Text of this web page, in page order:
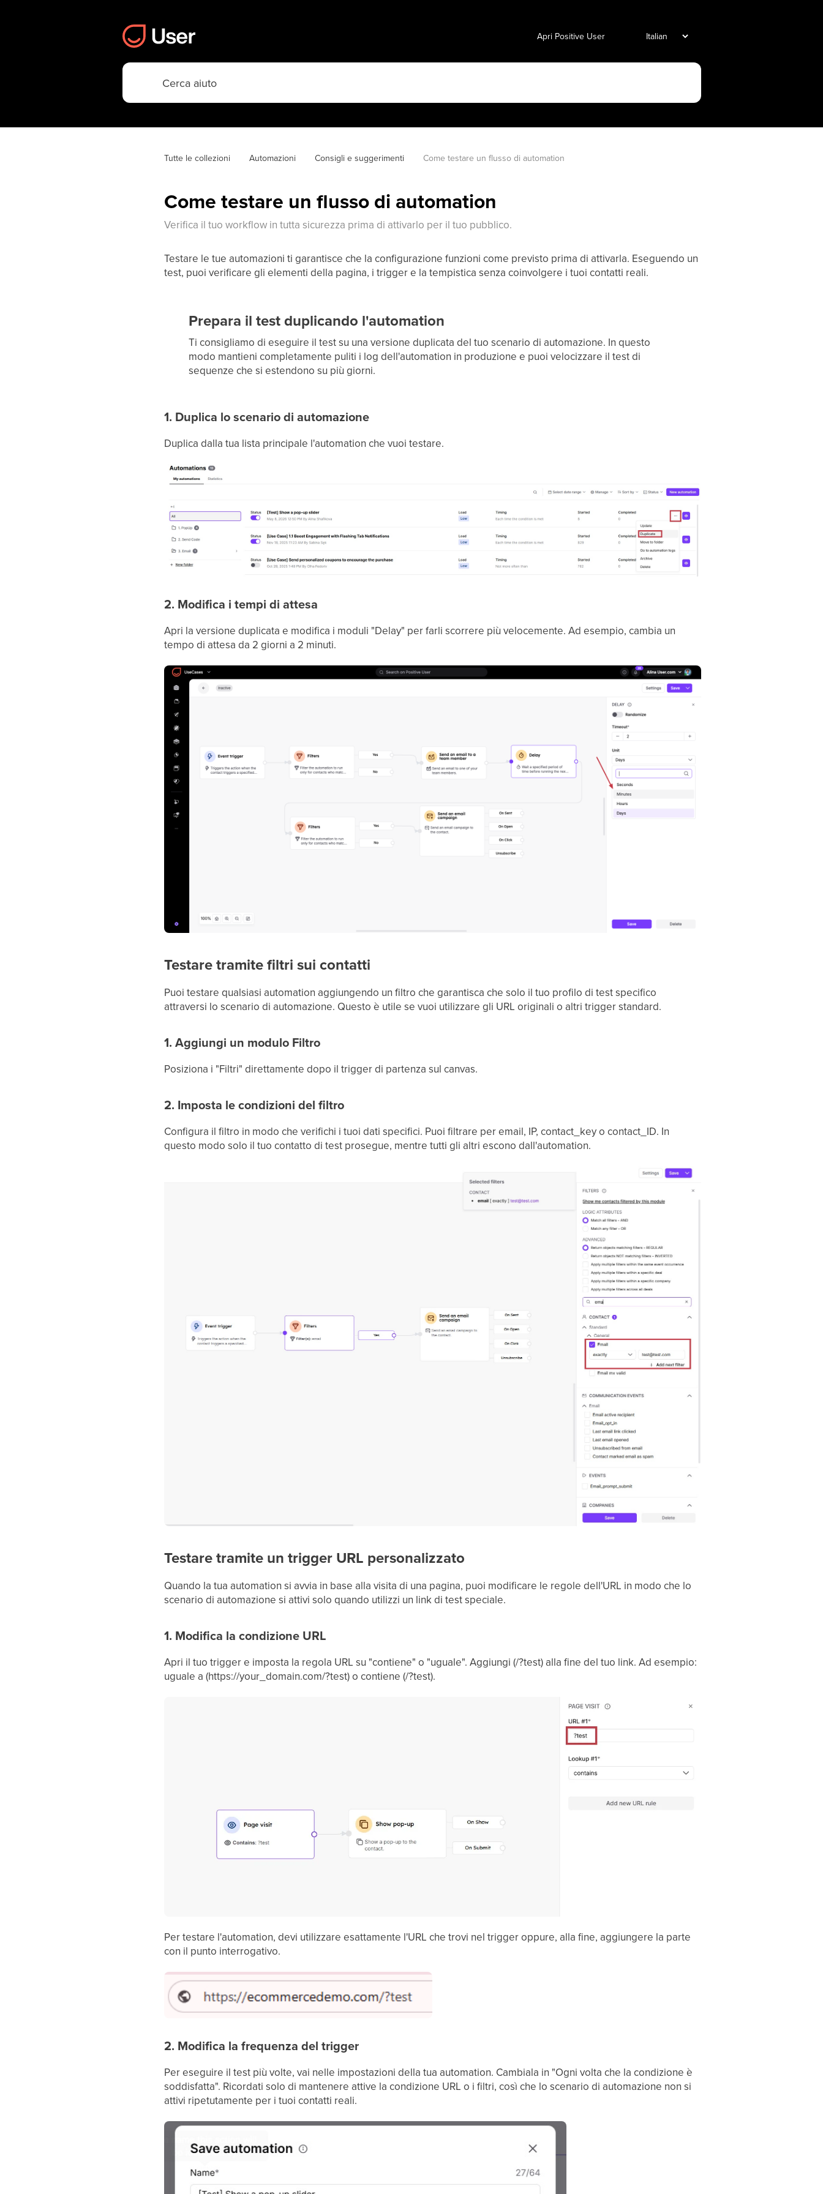
Apri Positive User
Tutte le collezioni Automazioni Consigli e suggerimenti Come testare un flusso di automation
Come testare un flusso di automation
Verifica il tuo workflow in tutta sicurezza prima di attivarlo per il tuo pubblico.
Testare le tue automazioni ti garantisce che la configurazione funzioni come previsto prima di attivarla. Eseguendo un
test, puoi verificare gli elementi della pagina, i trigger e la tempistica senza coinvolgere i tuoi contatti reali.
Prepara il test duplicando l'automation
Ti consigliamo di eseguire il test su una versione duplicata del tuo scenario di automazione. In questo
modo mantieni completamente puliti i log dell'automation in produzione e puoi velocizzare il test di
sequenze che si estendono su più giorni.
1. Duplica lo scenario di automazione
Duplica dalla tua lista principale l'automation che vuoi testare.
2. Modifica i tempi di attesa
Apri la versione duplicata e modifica i moduli "Delay" per farli scorrere più velocemente. Ad esempio, cambia un
tempo di attesa da 2 giorni a 2 minuti.
Testare tramite filtri sui contatti
Puoi testare qualsiasi automation aggiungendo un filtro che garantisca che solo il tuo profilo di test specifico
attraversi lo scenario di automazione. Questo è utile se vuoi utilizzare gli URL originali o altri trigger standard.
1. Aggiungi un modulo Filtro
Posiziona i "Filtri" direttamente dopo il trigger di partenza sul canvas.
2. Imposta le condizioni del filtro
Configura il filtro in modo che verifichi i tuoi dati specifici. Puoi filtrare per email, IP, contact_key o contact_ID. In
questo modo solo il tuo contatto di test prosegue, mentre tutti gli altri escono dall'automation.
Testare tramite un trigger URL personalizzato
Quando la tua automation si avvia in base alla visita di una pagina, puoi modificare le regole dell'URL in modo che lo
scenario di automazione si attivi solo quando utilizzi un link di test speciale.
1. Modifica la condizione URL
Apri il tuo trigger e imposta la regola URL su "contiene" o "uguale". Aggiungi (/?test) alla fine del tuo link. Ad esempio:
uguale a (https://your_domain.com/?test) o contiene (/?test).
Per testare l'automation, devi utilizzare esattamente l'URL che trovi nel trigger oppure, alla fine, aggiungere la parte
con il punto interrogativo.
2. Modifica la frequenza del trigger
Per eseguire il test più volte, vai nelle impostazioni della tua automation. Cambiala in "Ogni volta che la condizione è
soddisfatta". Ricordati solo di mantenere attive la condizione URL o i filtri, così che lo scenario di automazione non si
attivi ripetutamente per i tuoi contatti reali.